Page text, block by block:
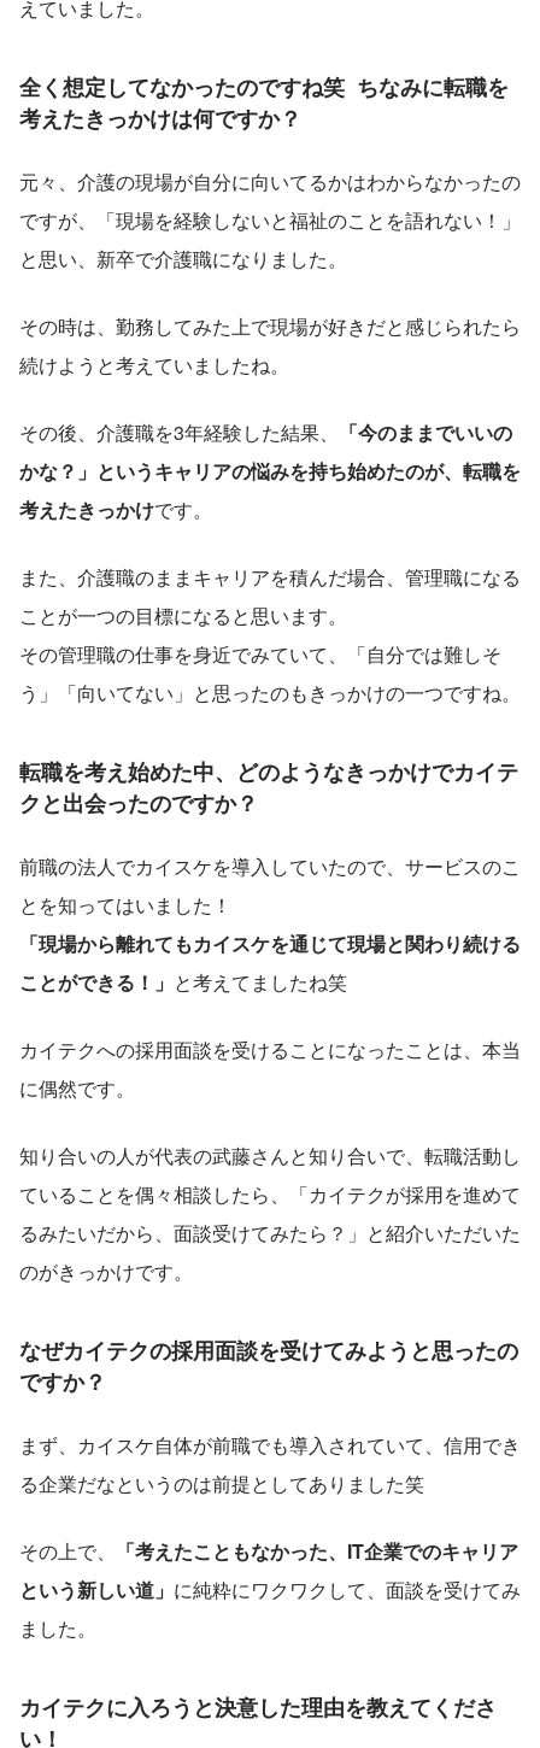
えていました。
全く想定してなかったのですね笑  ちなみに転職を
考えたきっかけは何ですか？
元々、介護の現場が自分に向いてるかはわからなかったの
ですが、「現場を経験しないと福祉のことを語れない！」
と思い、新卒で介護職になりました。
その時は、勤務してみた上で現場が好きだと感じられたら
続けようと考えていましたね。
その後、介護職を3年経験した結果、
「今のままでいいの
かな？」というキャリアの悩みを持ち始めたのが、転職を
考えたきっかけです。
また、介護職のままキャリアを積んだ場合、管理職になる
ことが一つの目標になると思います。
その管理職の仕事を身近でみていて、「自分では難しそ
う」「向いてない」と思ったのもきっかけの一つですね。
転職を考え始めた中、どのようなきっかけでカイテ
クと出会ったのですか？
前職の法人でカイスケを導入していたので、サービスのこ
とを知ってはいました！
「現場から離れてもカイスケを通じて現場と関わり続ける
ことができる！」 と考えてましたね笑
カイテクへの採用面談を受けることになったことは、本当
に偶然です。
知り合いの人が代表の武藤さんと知り合いで、転職活動し
ていることを偶々相談したら、「カイテクが採用を進めて
るみたいだから、面談受けてみたら？」と紹介いただいた
のがきっかけです。
なぜカイテクの採用面談を受けてみようと思ったの
ですか？
まず、カイスケ自体が前職でも導入されていて、信用でき
る企業だなというのは前提としてありました笑
その上で、
「考えたこともなかった、IT企業でのキャリア
という新しい道」 に純粋にワクワクして、面談を受けてみ
ました。
カイテクに入ろうと決意した理由を教えてくださ
い！